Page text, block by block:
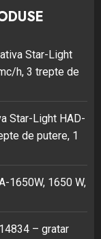
Star-Light
h, 3 trepte de
Star-Light HAD-
de putere, 1
1650W, 1650 W,
– gratar